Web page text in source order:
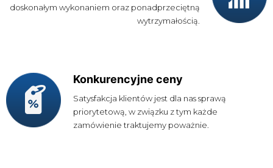
doskonałym wykonaniem oraz ponadprzeciętną
wytrzymałością.
Konkurencyjne ceny
Satysfakcja klientów jest dla nas sprawą
priorytetową, w związku z tym każde
zamówienie traktujemy poważnie.